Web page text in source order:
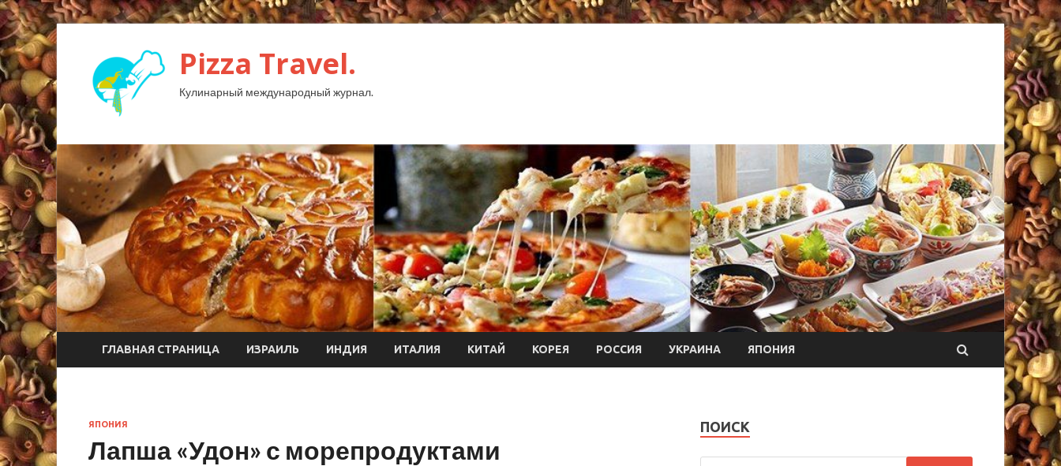
Pizza Travel.
Кулинарный международный журнал.
ГЛАВНАЯ СТРАНИЦА ИЗРАИЛЬ ИНДИЯ ИТАЛИЯ КИТАЙ КОРЕЯ РОССИЯ УКРАИНА ЯПОНИЯ
ЯПОНИЯ
Лапша «Удон» с морепродуктами
ПОИСК